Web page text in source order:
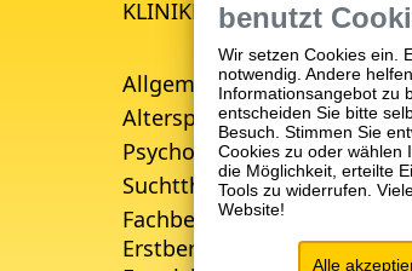
KLINIKEN
Allgemeinpsychiatrie
Alterspsychiatrie
Psychosomatik
Suchttherapie
Fachbereich für Empfang,
Erstberatung, Aufnahme
benutzt
Wir setzen Cookies ein.
notwendig. Andere
Informationsangebot zu
entscheiden Sie bitte
Besuch. Stimmen Sie
Cookies zu oder wählen
die Möglichkeit, erteilte
Tools zu widerrufen.
Website!
Alle